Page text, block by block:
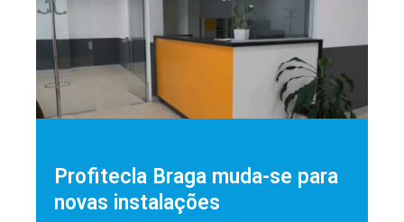
Profitecla Braga muda-se para
novas instalações